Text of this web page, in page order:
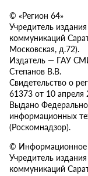
© «Регион 64»
Учредитель
коммуникаций
Московская, д.72).
Издатель — ГАУ
Степанов В.В.
Свидетельство о
61373 от 10 апреля
Выдано
информационных
(Роскомнадзор).
© Информационное
Учредитель
коммуникаций